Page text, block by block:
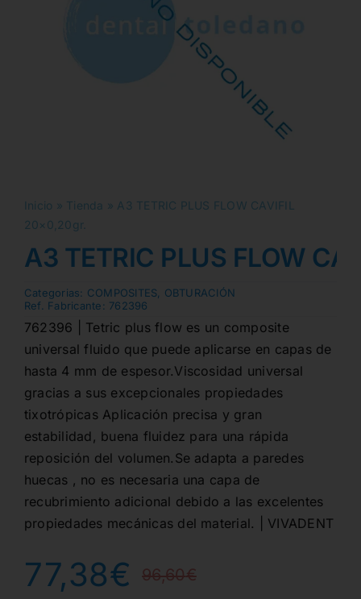
Inicio » Tienda » A3 TETRIC PLUS FLOW CAVIFIL
20×0,20gr.
A3 TETRIC PLUS FLOW
Categorias: COMPOSITES
OBTURACIÓN
Ref. Fabricante: 762396
762396 | Tetric plus flow es un composite
universal fluido que puede aplicarse en capas de
hasta 4 mm de espesor.Viscosidad universal
gracias a sus excepcionales propiedades
tixotrópicas Aplicación precisa y gran
estabilidad, buena fluidez para una rápida
reposición del volumen.Se adapta a paredes
huecas , no es necesaria una capa de
recubrimiento adicional debido a las excelentes
propiedades mecánicas del material. | VIVADENT
96,60€
77,38€